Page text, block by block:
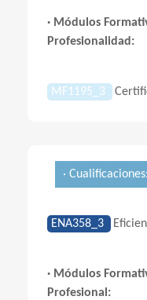
· Módulos
Profesionalidad:
MF1195_3
· Cualificaciones:
ENA358_3
· Módulos
Profesional: